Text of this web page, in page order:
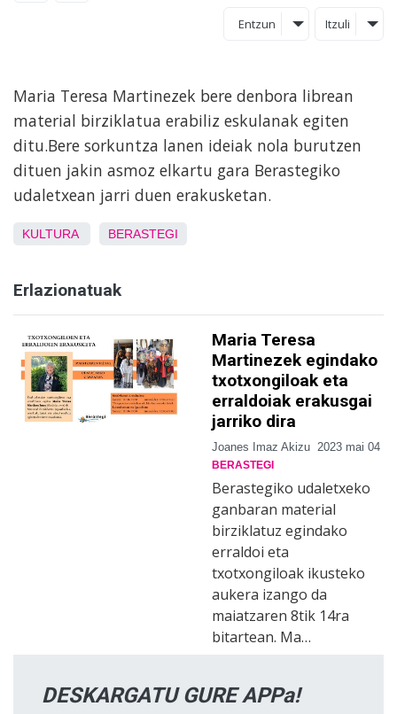
Entzun Itzuli
Maria Teresa Martinezek bere denbora librean
material birziklatua erabiliz eskulanak egiten
ditu.Bere sorkuntza lanen ideiak nola burutzen
dituen jakin asmoz elkartu gara Berastegiko
udaletxean jarri duen erakusketan.
KULTURA BERASTEGI
Erlazionatuak
Maria Teresa
Martinezek egindako
txotxongiloak eta
erraldoiak erakusgai
jarriko dira
Joanes Imaz Akizu 2023 mai 04
BERASTEGI
Berastegiko udaletxeko
ganbaran material
birziklatuz egindako
erraldoi eta
txotxongiloak ikusteko
aukera izango da
maiatzaren 8tik 14ra
bitartean. Ma…
DESKARGATU GURE APPa!